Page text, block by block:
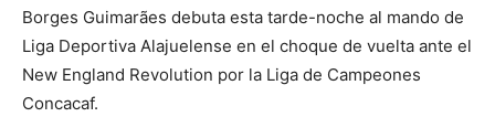
Borges Guimarães debuta esta tarde-noche al mando de
Liga Deportiva Alajuelense en el choque de vuelta ante el
New England Revolution por la Liga de Campeones
Concacaf.